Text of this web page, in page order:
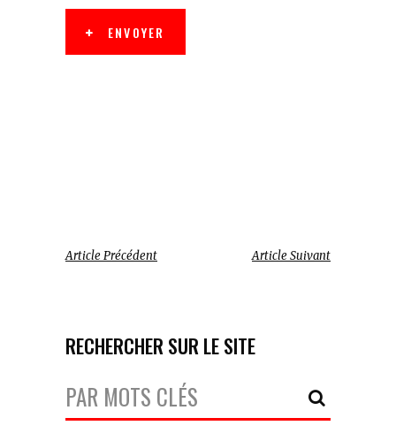
ENVOYER
Article Précédent Article Suivant
RECHERCHER SUR LE SITE
Votre
Recherche: